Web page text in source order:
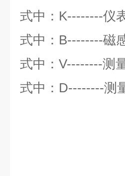
式中：K--------仪
式中：B--------磁
式中：V--------测
式中：D--------测